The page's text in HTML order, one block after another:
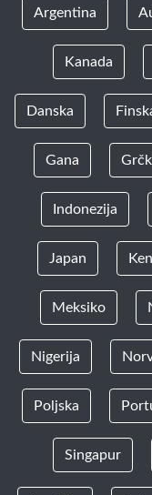
Argentina
Kanada
Danska
Gana
Indonezija
Japan
Meksiko
Nigerija
Poljska
Singapur